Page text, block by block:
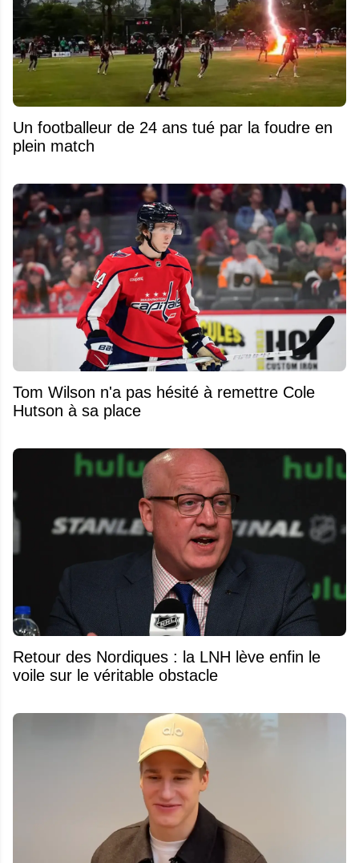
Un footballeur de 24 ans tué par la foudre en
plein match
Tom Wilson n'a pas hésité à remettre Cole
Hutson à sa place
Retour des Nordiques : la LNH lève enfin le
voile sur le véritable obstacle